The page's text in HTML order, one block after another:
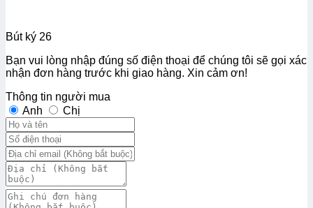
Bút ký 26
Bạn vui lòng nhập đúng số điện thoại để chúng tôi sẽ gọi xác
nhận đơn hàng trước khi giao hàng. Xin cảm ơn!
Thông tin người mua
Anh
Chị